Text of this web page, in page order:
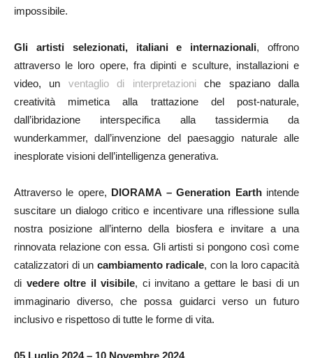
impossibile.
Gli artisti selezionati, italiani e internazionali, offrono
attraverso le loro opere, fra dipinti e sculture, installazioni e
video, un ventaglio di interpretazioniche spaziano dalla
creatività mimetica alla trattazione del post-naturale,
dall’ibridazione interspecifica alla tassidermia da
wunderkammer, dall’invenzione del paesaggio naturale alle
inesplorate visioni dell’intelligenza generativa.
Attraverso le opere, DIORAMA – Generation Earth intende
suscitare un dialogo critico e incentivare una riflessione sulla
nostra posizione all’interno della biosfera e invitare a una
rinnovata relazione con essa. Gli artisti si pongono così come
catalizzatori di un cambiamento radicale, con la loro capacità
di vedere oltre il visibile, ci invitano a gettare le basi di un
immaginario diverso, che possa guidarci verso un futuro
inclusivo e rispettoso di tutte le forme di vita.